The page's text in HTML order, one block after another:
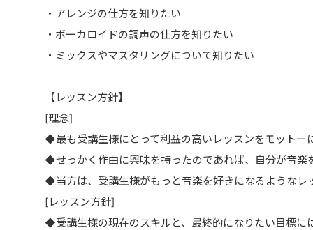
・アレンジの仕方を知りたい
・ボーカロイドの調声の仕方を知りたい
・ミックスやマスタリングについて知りたい
【レッスン方針】
[理念]
◆最も受講生様にとって利益の高いレッスンをモットー
◆せっかく作曲に興味を持ったのであれば、自分が音楽
◆当方は、受講生様がもっと音楽を好きになるようなレ
[レッスン方針]
◆受講生様の現在のスキルと、最終的になりたい目標に